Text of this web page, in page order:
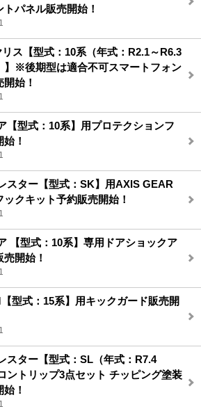
パネル販売開始！
リス【型式：10系（年式：R2.1～R6.3
】※後期型は適合不可スマートフォン
始！
【型式：10系】用プロテクションフ
！
スター【型式：SK】用AXIS GEAR
ックキット予約販売開始！
【型式：10系】専用ドアショックア
開始！
型式：15系】用キックガード販売開
スター【型式：SL（年式：R7.4
ントリップ3点セット チッピング塗装
！